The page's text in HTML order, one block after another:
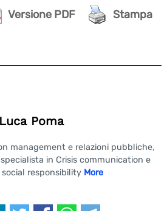
Versione PDF Stampa
Luca Poma
management e relazioni pubbliche,
in Crisis communication e
social responsibility More